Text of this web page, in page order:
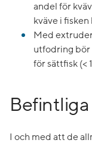
andel för
kväve i
Med
utfodring bör
för sättfisk (<
I och med att de